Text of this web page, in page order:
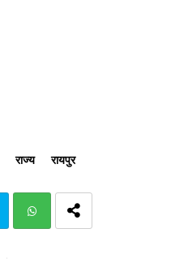
राज्य रायपुर